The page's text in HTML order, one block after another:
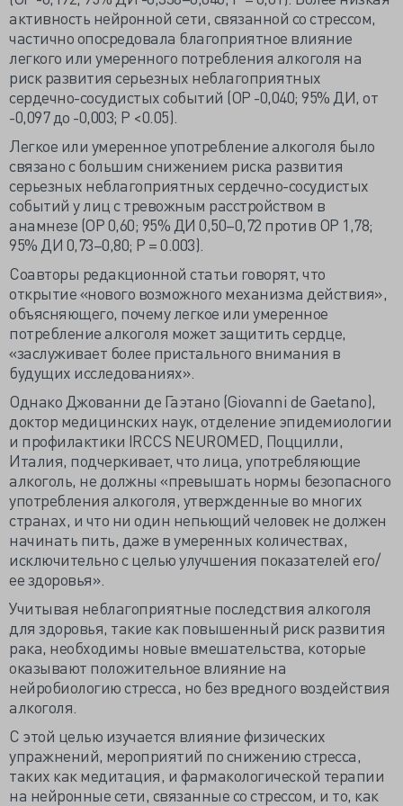
активность нейронной сети, связанной со стрессом,
частично опосредовала благоприятное влияние
легкого или умеренного потребления алкоголя на
риск развития серьезных неблагоприятных
сердечно-сосудистых событий (ОР -0,040; 95% ДИ, от
-0,097 до -0,003; Р <0.05).
Легкое или умеренное употребление алкоголя было
связано с большим снижением риска развития
серьезных неблагоприятных сердечно-сосудистых
событий у лиц с тревожным расстройством в
анамнезе (ОР 0,60; 95% ДИ 0,50–0,72 против ОР 1,78;
95% ДИ 0,73–0,80; Р = 0.003).
Соавторы редакционной статьи говорят, что
открытие «нового возможного механизма действия»,
объясняющего, почему легкое или умеренное
потребление алкоголя может защитить сердце,
«заслуживает более пристального внимания в
будущих исследованиях».
Однако Джованни де Гаэтано (Giovanni de Gaetano),
доктор медицинских наук, отделение эпидемиологии
и профилактики IRCCS NEUROMED, Поццилли,
Италия, подчеркивает, что лица, употребляющие
алкоголь, не должны «превышать нормы безопасного
употребления алкоголя, утвержденные во многих
странах, и что ни один непьющий человек не должен
начинать пить, даже в умеренных количествах,
исключительно с целью улучшения показателей его/
ее здоровья».
Учитывая неблагоприятные последствия алкоголя
для здоровья, такие как повышенный риск развития
рака, необходимы новые вмешательства, которые
оказывают положительное влияние на
нейробиологию стресса, но без вредного воздействия
алкоголя.
С этой целью изучается влияние физических
упражнений, мероприятий по снижению стресса,
таких как медитация, и фармакологической терапии
на нейронные сети, связанные со стрессом, и то, как